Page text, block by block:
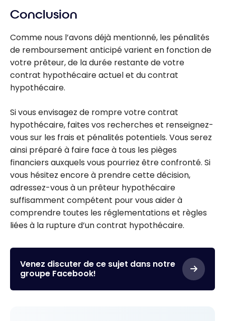
Conclusion
Comme nous l’avons déjà mentionné, les pénalités
de remboursement anticipé varient en fonction de
votre prêteur, de la durée restante de votre
contrat hypothécaire actuel et du contrat
hypothécaire.
Si vous envisagez de rompre votre contrat
hypothécaire, faites vos recherches et renseignez-
vous sur les frais et pénalités potentiels. Vous serez
ainsi préparé à faire face à tous les pièges
financiers auxquels vous pourriez être confronté. Si
vous hésitez encore à prendre cette décision,
adressez-vous à un prêteur hypothécaire
suffisamment compétent pour vous aider à
comprendre toutes les réglementations et règles
liées à la rupture d’un contrat hypothécaire.
Venez discuter de ce sujet dans notre
groupe Facebook!